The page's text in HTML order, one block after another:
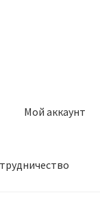
Мой аккаунт